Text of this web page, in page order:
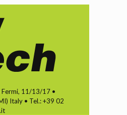
Fermi, 11/13/17 •
Italy • Tel.: +39 02